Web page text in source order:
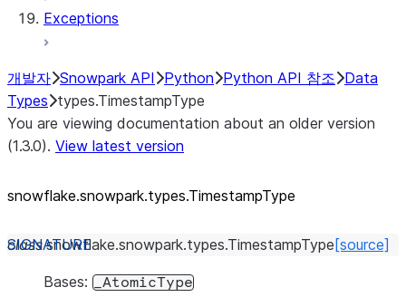
Exceptions
개발자 Snowpark API Python Python API 참조 Data
Types types.TimestampType
You are viewing documentation about an older version
(1.3.0). View latest version
snowflake.snowpark.types.TimestampType
class snowflake.snowpark.types.TimestampType [source]
Bases: _AtomicType